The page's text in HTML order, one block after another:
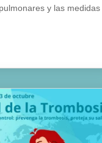
y las medidas